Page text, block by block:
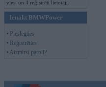
viesi un 4 reģistrēti lietotāji.
Ienākt BMWPower
• Pieslēgties
• Reģistrēties
• Aizmirsi paroli?